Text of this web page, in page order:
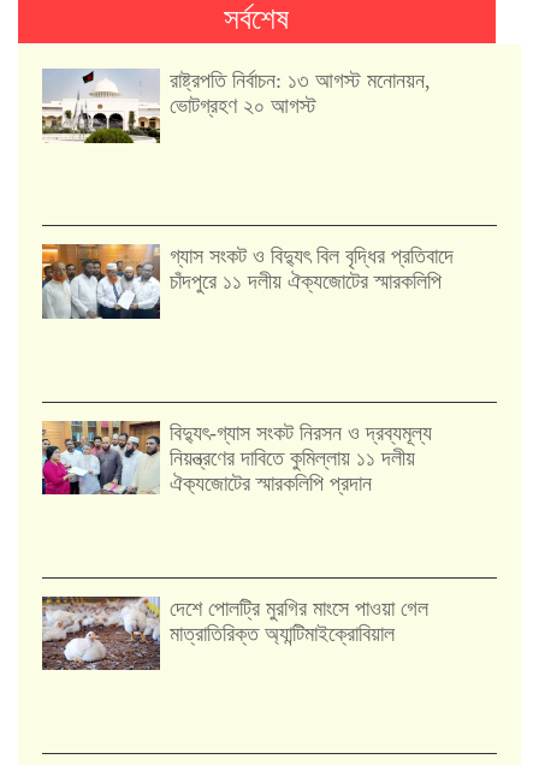
সর্বশেষ
রাষ্ট্রপতি নির্বাচন: ১৩ আগস্ট মনোনয়ন,
ভোটগ্রহণ ২০ আগস্ট
গ্যাস সংকট ও বিদ্যুৎ বিল বৃদ্ধির প্রতিবাদে
চাঁদপুরে ১১ দলীয় ঐক্যজোটের স্মারকলিপি
‎বিদ্যুৎ-গ্যাস সংকট নিরসন ও দ্রব্যমূল্য
নিয়ন্ত্রণের দাবিতে কুমিল্লায় ১১ দলীয়
ঐক‍্যজোটের স্মারকলিপি প্রদান
দেশে পোলট্রি মুরগির মাংসে পাওয়া গেল
মাত্রাতিরিক্ত অ্যান্টিমাইক্রোবিয়াল